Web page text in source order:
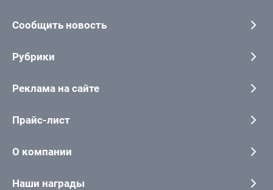
Сообщить новость
Рубрики
Реклама на сайте
Прайс-лист
О компании
Наши награды